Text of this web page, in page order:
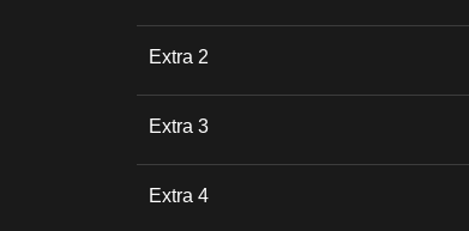
Extra 2
Extra 3
Extra 4